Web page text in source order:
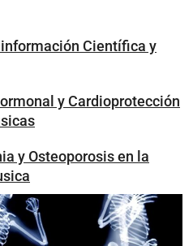
Científica y
y Cardioprotección
y Osteoporosis en la